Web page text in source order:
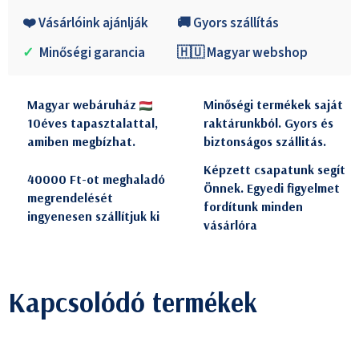
❤️ Vásárlóink ajánlják
🚚 Gyors szállítás
✓ Minőségi garancia 🇭🇺 Magyar webshop
Magyar webáruház
10éves tapasztalattal,
amiben megbízhat.
Minőségi termékek saját
raktárunkból. Gyors és
biztonságos szállitás.
40000 Ft-ot meghaladó
megrendelését
ingyenesen szállítjuk ki
Képzett csapatunk segít
Önnek. Egyedi figyelmet
fordítunk minden
vásárlóra
Kapcsolódó termékek